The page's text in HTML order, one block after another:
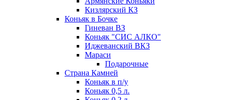
Кизлярский КЗ
Коньяк в Бочке
Гиневан ВЗ
Коньяк "СИС АЛКО"
Иджеванский ВКЗ
Мараси
Подарочные
Страна Камней
Коньяк в п/у
Коньяк 0,5 л.